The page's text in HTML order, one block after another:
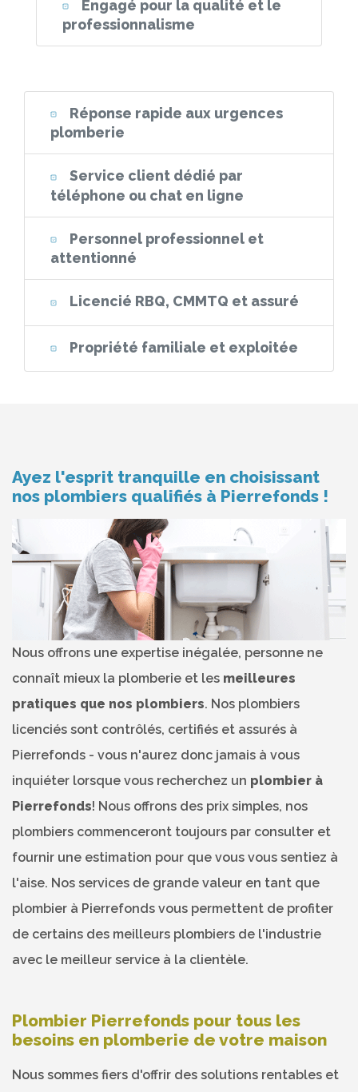
Engagé pour la qualité et le
professionnalisme
Réponse rapide aux urgences
plomberie
Service client dédié par
téléphone ou chat en ligne
Personnel professionnel et
attentionné
Licencié RBQ, CMMTQ et assuré
Propriété familiale et exploitée
Ayez l'esprit tranquille en choisissant
nos plombiers qualifiés à Pierrefonds !
Nous offrons une expertise inégalée, personne ne
connaît mieux la plomberie et les meilleures
pratiques que nos plombiers. Nos plombiers
licenciés sont contrôlés, certifiés et assurés à
Pierrefonds - vous n'aurez donc jamais à vous
inquiéter lorsque vous recherchez un plombier à
Pierrefonds! Nous offrons des prix simples, nos
plombiers commenceront toujours par consulter et
fournir une estimation pour que vous vous sentiez à
l'aise. Nos services de grande valeur en tant que
plombier à Pierrefonds vous permettent de profiter
de certains des meilleurs plombiers de l'industrie
avec le meilleur service à la clientèle.
Plombier Pierrefonds pour tous les
besoins en plomberie de votre maison
Nous sommes fiers d'offrir des solutions rentables et